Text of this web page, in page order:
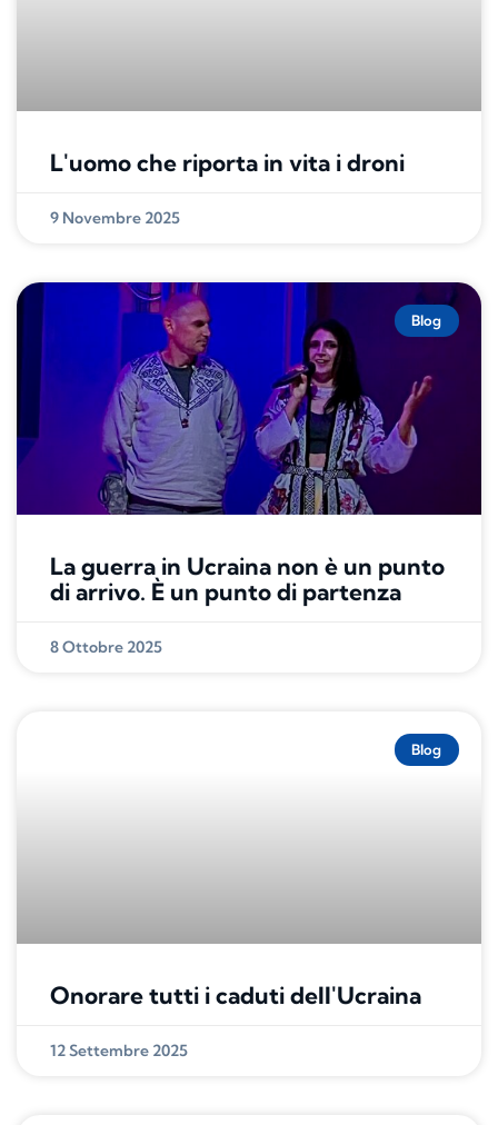
L'uomo che riporta in vita i droni
9 Novembre 2025
Blog
La guerra in Ucraina non è un punto
di arrivo. È un punto di partenza
8 Ottobre 2025
Blog
Onorare tutti i caduti dell'Ucraina
12 Settembre 2025